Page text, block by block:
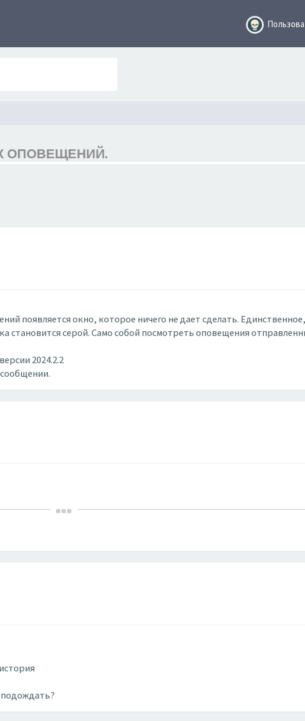
ОПОВЕЩЕНИЙ.
окно, которое ничего не дает сделать.
серой. Само собой посмотреть оповещения
2024.2.2
подождать?